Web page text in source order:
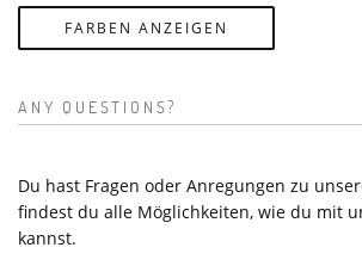
FARBEN ANZEIGEN
ANY QUESTIONS?
Du hast Fragen oder Anregungen zu
findest du alle Möglichkeiten, wie du mit
kannst.